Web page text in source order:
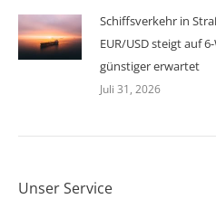
Schiffsverkehr in
EUR/USD steigt auf
günstiger erwartet
Juli 31, 2026
Unser Service